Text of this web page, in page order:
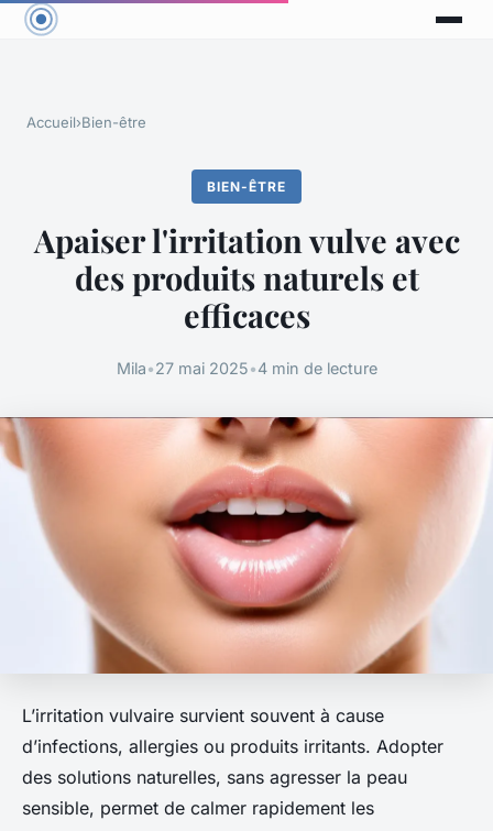
Accueil›Bien-être
BIEN-ÊTRE
Apaiser l'irritation vulve avec
des produits naturels et
efficaces
Mila•27 mai 2025•4 min de lecture
L’irritation vulvaire survient souvent à cause
d’infections, allergies ou produits irritants. Adopter
des solutions naturelles, sans agresser la peau
sensible, permet de calmer rapidement les